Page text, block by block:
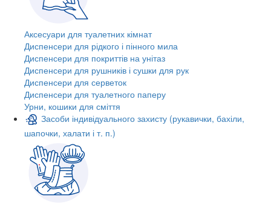
Аксесуари для туалетних кімнат
Диспенсери для рідкого і пінного мила
Диспенсери для покриттів на унітаз
Диспенсери для рушників і сушки для рук
Диспенсери для серветок
Диспенсери для туалетного паперу
Урни, кошики для сміття
Засоби індивідуального захисту (рукавички, бахіли,
шапочки, халати і т. п.)